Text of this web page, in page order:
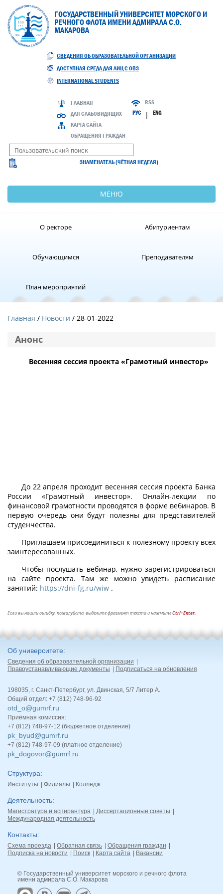
ГОСУДАРСТВЕННЫЙ УНИВЕРСИТЕТ МОРСКОГО И
РЕЧНОГО ФЛОТА ИМЕНИ АДМИРАЛА С.О.
МАКАРОВА
СВЕДЕНИЯ ОБ ОБРАЗОВАТЕЛЬНОЙ ОРГАНИЗАЦИИ
ДОСТУПНАЯ СРЕДА ДЛЯ ЛИЦ С ОВЗ
INTERNATIONAL STUDENTS
ГЛАВНАЯ
ДЛЯ СЛАБОВИДЯЩИХ
КАРТА САЙТА
ОБРАЩЕНИЯ ГРАЖДАН
RSS
РУС | ENG
ЗНАМЕНАТЕЛЬ (ЧЁТНАЯ НЕДЕЛЯ)
МЕНЮ
О ректоре Абитуриентам
Обучающимся Преподавателям
План мероприятий
Главная Новости / 28-01-2022
Анонс
Весенняя сессия проекта «Грамотный инвестор»
До 22 апреля проходит весенняя сессия проекта Банка
России «Грамотный инвестор». Онлайн-лекции по
финансовой грамотности проводятся в форме вебинаров. В
первую очередь они будут полезны для представителей
студенчества.
Приглашаем присоединиться к полезному проекту всех
заинтересованных.
Чтобы послушать вебинар, нужно зарегистрироваться
на сайте проекта. Там же можно увидеть расписание
занятий: https://dni-fg.ru/wiw .
Если вы нашли ошибку, пожалуйста, выделите фрагмент текста и нажмитеCtrl+Enter.
Об университете
Сведения об образовательной организации
Правоустанавливающие документы
Подписаться на обновления
198035, г. Санкт-Петербург, ул. Двинская, 5/7 Литер А.
Общий отдел: +7 (812) 748-96-92
otd_o@gumrf.ru
Приёмная комиссия:
+7 (812) 748-97-12 (бюджетное отделение)
pk_byud@gumrf.ru
+7 (812) 748-97-09 (платное отделение)
pk_dogovor@gumrf.ru
Структура
Институты Филиалы Колледж
Деятельность
Магистратура и аспирантура
Диссертационные советы
Международная деятельность
Контакты
Схема проезда Обратная связь
Обращения граждан
Подписка на новости
Поиск Карта сайта Вакансии
© Государственный университет морского и речного флота
имени адмирала С.О. Макарова